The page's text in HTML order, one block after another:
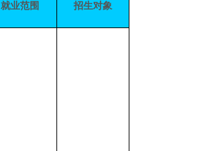
就业范围 招生对象